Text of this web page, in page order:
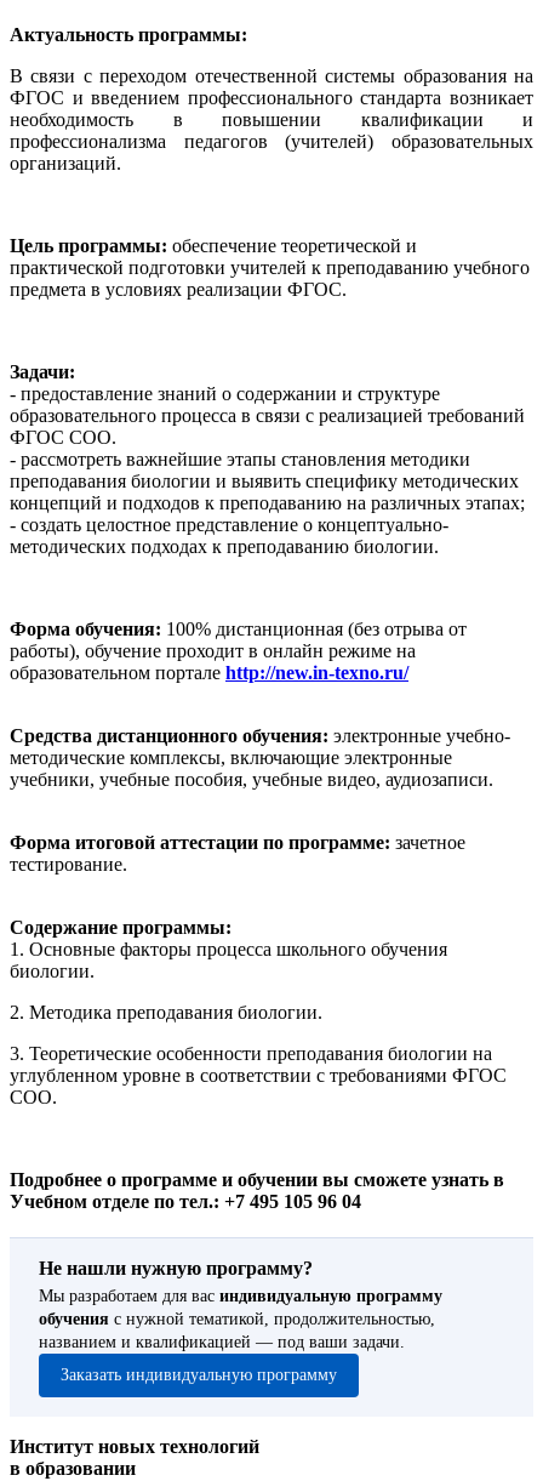
Актуальность программы:
В связи с переходом отечественной системы образования на
ФГОС и введением профессионального стандарта возникает
необходимость в повышении квалификации и
профессионализма педагогов (учителей) образовательных
организаций.
Цель программы: обеспечение теоретической и
практической подготовки учителей к преподаванию учебного
предмета в условиях реализации ФГОС.
Задачи:
- предоставление знаний о содержании и структуре
образовательного процесса в связи с реализацией требований
ФГОС СОО.
- рассмотреть важнейшие этапы становления методики
преподавания биологии и выявить специфику методических
концепций и подходов к преподаванию на различных этапах;
- создать целостное представление о концептуально-
методических подходах к преподаванию биологии.
Форма обучения: 100% дистанционная (без отрыва от
работы), обучение проходит в онлайн режиме на
образовательном портале http://new.in-texno.ru/
Средства дистанционного обучения: электронные учебно-
методические комплексы, включающие электронные
учебники, учебные пособия, учебные видео, аудиозаписи.
Форма итоговой аттестации по программе: зачетное
тестирование.
Содержание программы:
1. Основные факторы процесса школьного обучения
биологии.
2. Методика преподавания биологии.
3. Теоретические особенности преподавания биологии на
углубленном уровне в соответствии с требованиями ФГОС
СОО.
Подробнее о программе и обучении вы сможете узнать в
Учебном отделе по тел.: +7 495 105 96 04
Не нашли нужную программу?
Мы разработаем для вас индивидуальную программу
обучения с нужной тематикой, продолжительностью,
названием и квалификацией — под ваши задачи.
Заказать индивидуальную программу
Институт новых технологий
в образовании